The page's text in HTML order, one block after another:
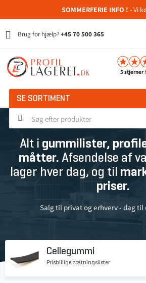
SOMMERFERIE INFO !- Vi
Brug for hjælp?+45 70 500 365
5 stjerner
SE SORTIMENT
Alt i gummilister,
måtter.Afsendelse af
lager hver dag, og til
priser.
Salg til privat og erhverv - dag til
Cellegummi
Prisbillige tætningslister